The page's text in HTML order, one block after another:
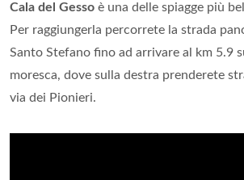
Cala del Gesso è una delle spiagge più
Per raggiungerla percorrete la strada
Santo Stefano fino ad arrivare al km 5.9
moresca, dove sulla destra prenderete
via dei Pionieri.